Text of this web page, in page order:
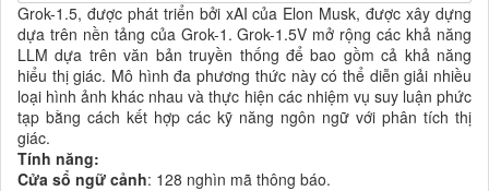
Grok-1.5, được phát triển bởi xAI của Elon Musk, được xây dựng
dựa trên nền tảng của Grok-1. Grok-1.5V mở rộng các khả năng
LLM dựa trên văn bản truyền thống để bao gồm cả khả năng
hiểu thị giác. Mô hình đa phương thức này có thể diễn giải nhiều
loại hình ảnh khác nhau và thực hiện các nhiệm vụ suy luận phức
tạp bằng cách kết hợp các kỹ năng ngôn ngữ với phân tích thị
giác.
Tính năng:
Cửa sổ ngữ cảnh: 128 nghìn mã thông báo.